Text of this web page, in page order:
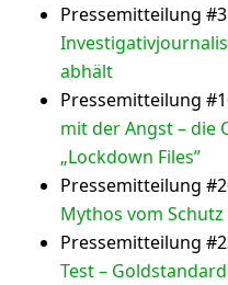
Pressemitteilung
abhält
Pressemitteilung
mit der Angst – die
„Lockdown Files”
Pressemitteilung
Mythos vom
Pressemitteilung
Test –